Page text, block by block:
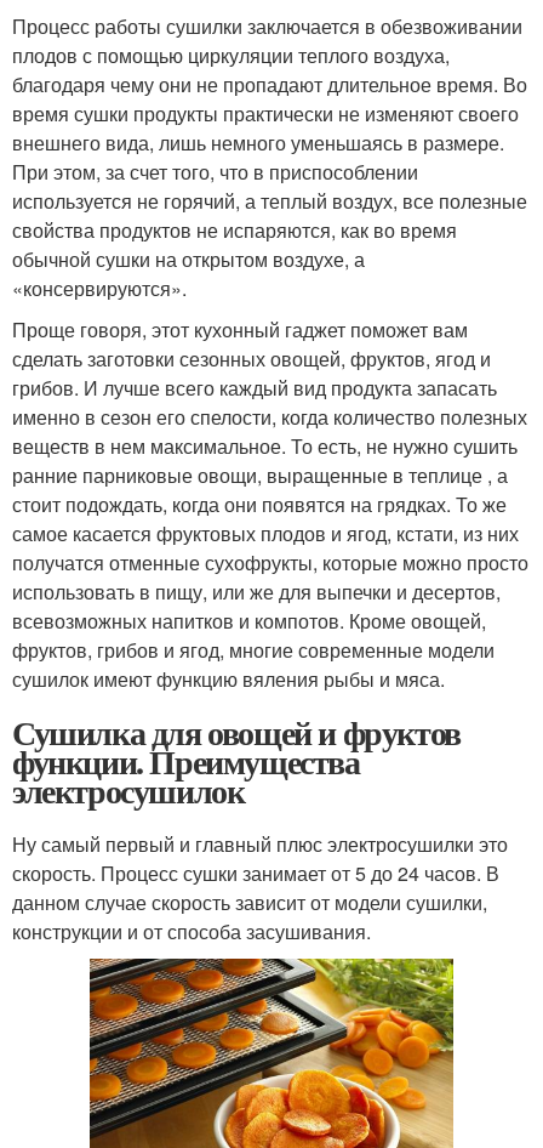
Процесс работы сушилки заключается в обезвоживании
плодов с помощью циркуляции теплого воздуха,
благодаря чему они не пропадают длительное время. Во
время сушки продукты практически не изменяют своего
внешнего вида, лишь немного уменьшаясь в размере.
При этом, за счет того, что в приспособлении
используется не горячий, а теплый воздух, все полезные
свойства продуктов не испаряются, как во время
обычной сушки на открытом воздухе, а
«консервируются».
Проще говоря, этот кухонный гаджет поможет вам
сделать заготовки сезонных овощей, фруктов, ягод и
грибов. И лучше всего каждый вид продукта запасать
именно в сезон его спелости, когда количество полезных
веществ в нем максимальное. То есть, не нужно сушить
ранние парниковые овощи, выращенные в теплице , а
стоит подождать, когда они появятся на грядках. То же
самое касается фруктовых плодов и ягод, кстати, из них
получатся отменные сухофрукты, которые можно просто
использовать в пищу, или же для выпечки и десертов,
всевозможных напитков и компотов. Кроме овощей,
фруктов, грибов и ягод, многие современные модели
сушилок имеют функцию вяления рыбы и мяса.
Сушилка для овощей и фруктов
функции. Преимущества
электросушилок
Ну самый первый и главный плюс электросушилки это
скорость. Процесс сушки занимает от 5 до 24 часов. В
данном случае скорость зависит от модели сушилки,
конструкции и от способа засушивания.